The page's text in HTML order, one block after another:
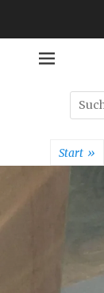
Suche
nach:
Start »